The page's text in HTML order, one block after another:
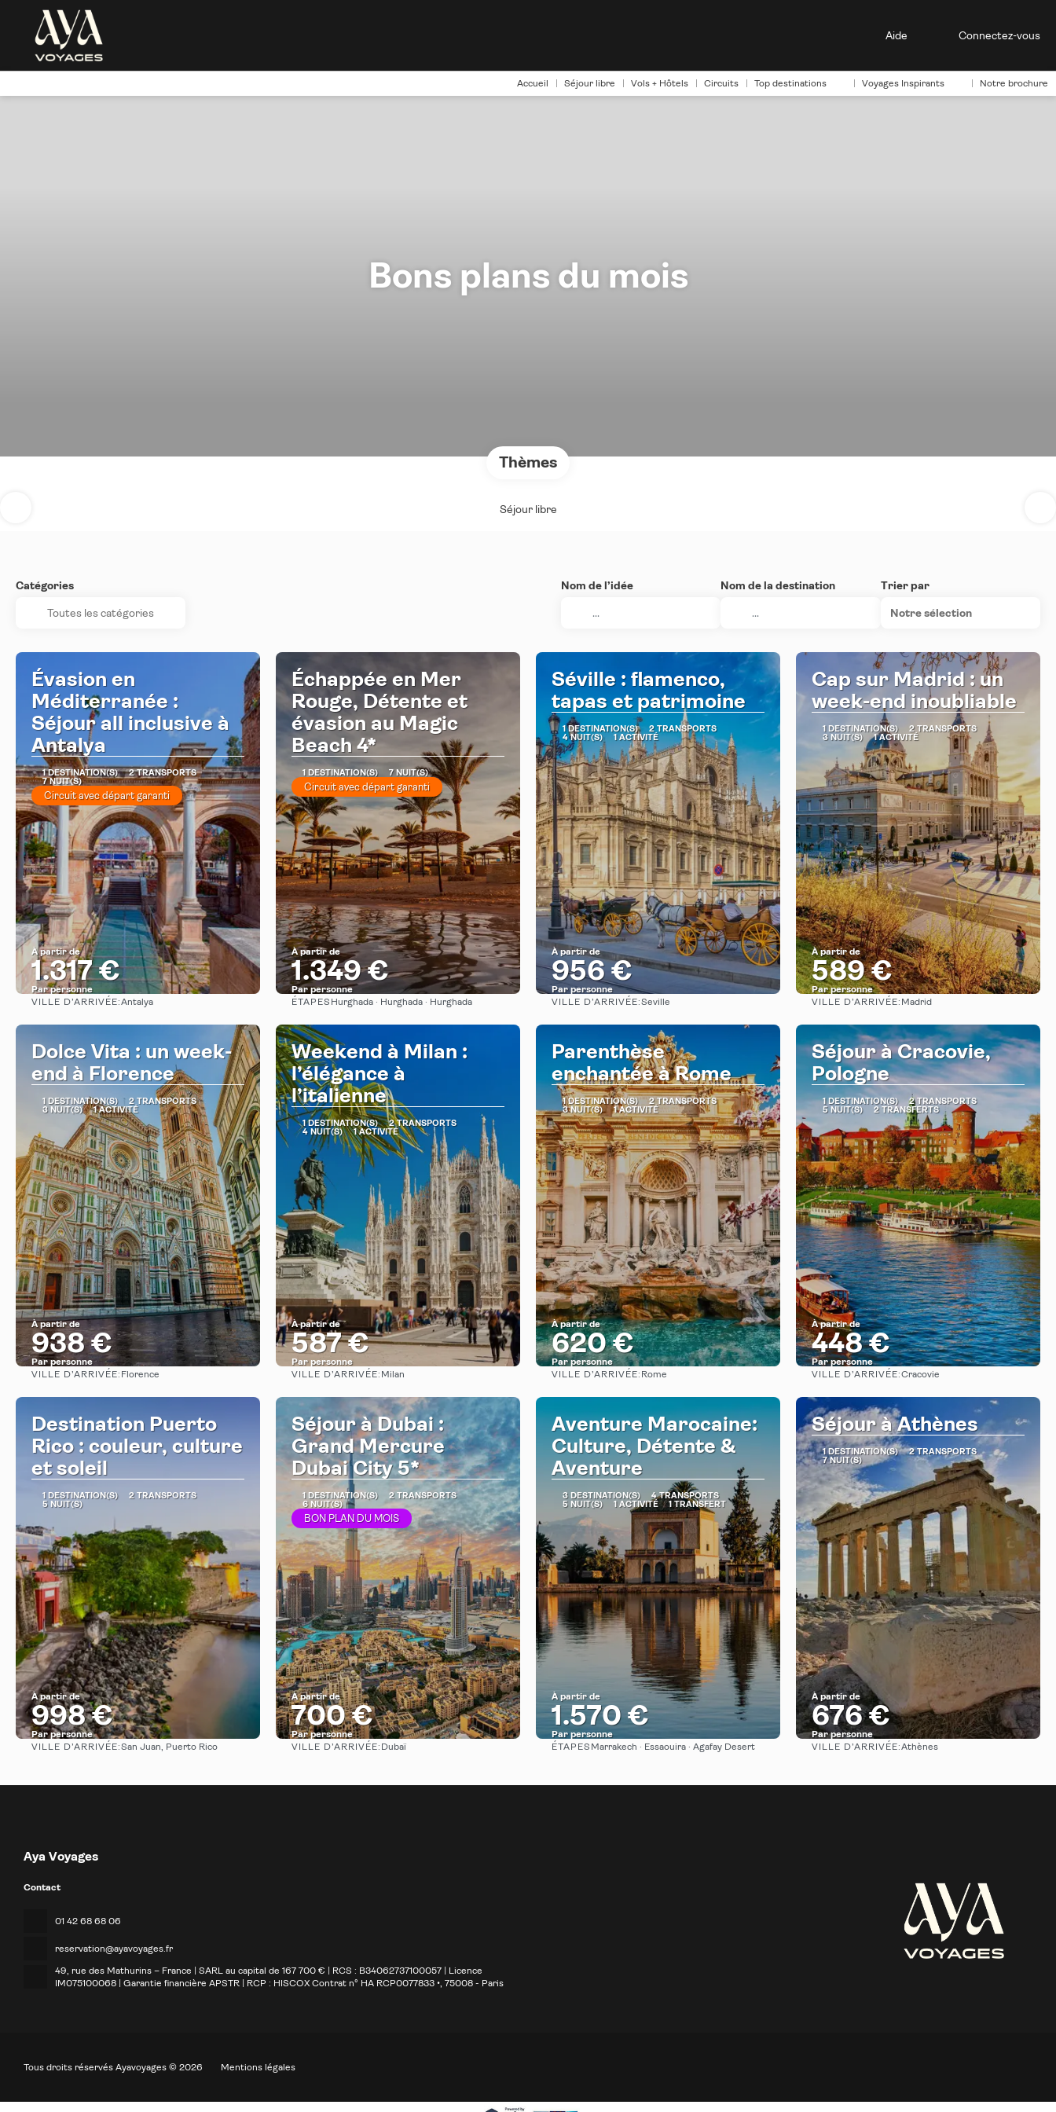
Aide Connectez-vous
Accueil Séjour libre Vols + Hôtels Circuits Top destinations Voyages Inspirants Notre brochure
Bons plans du mois
Thèmes
Séjour libre
Catégories Nom de l’idée Nom de la destination Trier par
Notre sélection
Évasion en
Méditerranée :
Séjour all inclusive à
Antalya
1 DESTINATION(S)
2 TRANSPORTS
7 NUIT(S)
Circuit avec départ garanti
À partir de
1.317 €
Par personne
Afficher
VILLE D’ARRIVÉE:Antalya
Échappée en Mer
Rouge, Détente et
évasion au Magic
Beach 4*
1 DESTINATION(S) 7 NUIT(S)
Circuit avec départ garanti
À partir de
1.349 €
Par personne
Afficher
ÉTAPES Hurghada · Hurghada · Hurghada
Séville : flamenco,
tapas et patrimoine
1 DESTINATION(S)
2 TRANSPORTS
4 NUIT(S)
1 ACTIVITÉ
À partir de
956 €
Par personne
VILLE D’ARRIVÉE:Seville
Cap sur Madrid : un
week-end inoubliable
1 DESTINATION(S)
2 TRANSPORTS
3 NUIT(S)
1 ACTIVITÉ
À partir de
589 €
Par personne
VILLE D’ARRIVÉE: Madrid
Dolce Vita : un week-
end à Florence
1 DESTINATION(S)
2 TRANSPORTS
3 NUIT(S)
1 ACTIVITÉ
À partir de
938 €
Par personne
VILLE D’ARRIVÉE: Florence
Weekend à Milan :
l’élégance à
l’italienne
1 DESTINATION(S)
2 TRANSPORTS
4 NUIT(S)
1 ACTIVITÉ
À partir de
587 €
Par personne
VILLE D’ARRIVÉE: Milan
Parenthèse
enchantée à Rome
1 DESTINATION(S)
2 TRANSPORTS
3 NUIT(S)
1 ACTIVITÉ
À partir de
620 €
Par personne
VILLE D’ARRIVÉE: Rome
Séjour à Cracovie,
Pologne
1 DESTINATION(S)
2 TRANSPORTS
5 NUIT(S)
2 TRANSFERTS
À partir de
448 €
Par personne
VILLE D’ARRIVÉE:Cracovie
Destination Puerto
Rico : couleur, culture
et soleil
1 DESTINATION(S)
2 TRANSPORTS
5 NUIT(S)
À partir de
998 €
Par personne
VILLE D’ARRIVÉE:San Juan, Puerto Rico
Séjour à Dubai :
Grand Mercure
Dubai City 5*
1 DESTINATION(S)
2 TRANSPORTS
6 NUIT(S)
BON PLAN DU MOIS
À partir de
700 €
Par personne
VILLE D’ARRIVÉE: Dubaï
Aventure Marocaine:
Culture, Détente &
Aventure
3 DESTINATION(S)
4 TRANSPORTS
5 NUIT(S)
1 ACTIVITÉ 1 TRANSFERT
À partir de
1.570 €
Par personne
ÉTAPES Marrakech · Essaouira · Agafay Desert
Séjour à Athènes
1 DESTINATION(S)
2 TRANSPORTS
7 NUIT(S)
À partir de
676 €
Par personne
VILLE D’ARRIVÉE:Athènes
Aya Voyages
Contact
01 42 68 68 06
reservation@ayavoyages.fr
49, rue des Mathurins – France | SARL au capital de 167 700 € | RCS : B34062737100057 | Licence
IM075100068 | Garantie financière APSTR | RCP : HISCOX Contrat n° HA RCP0077833 •, 75008 - Paris
Tous droits réservés Ayavoyages © 2026 Mentions légales